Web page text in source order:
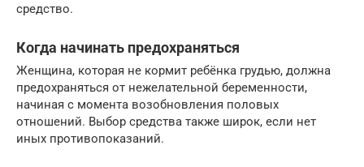
средство.
Когда начинать предохраняться
Женщина, которая не кормит ребёнка грудью, должна
предохраняться от нежелательной беременности,
начиная с момента возобновления половых
отношений. Выбор средства также широк, если нет
иных противопоказаний.